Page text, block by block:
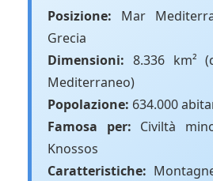
Posizione: Mar
Grecia
Dimensioni: 8.336 km²
Mediterraneo)
Popolazione: 634.000
Famosa per: Civiltà
Knossos
Caratteristiche: